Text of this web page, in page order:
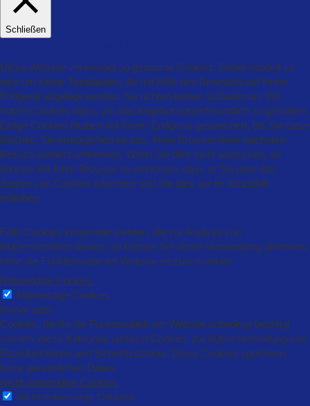
Schließen
Diese Website verwendet so genannte Cookies. Dabei handelt es
sich um kleine Textdateien, die mit Hilfe des Browsers auf Ihrem
Endgerät abgelegt werden. Sie richten keinen Schaden an. Wir
nutzen Cookies dazu, um das Angebot nutzerfreundlich zu gestalten.
Einige Cookies bleiben auf Ihrem Endgerät gespeichert, bis Sie diese
löschen. Sie ermöglichen es uns, Ihren Browser beim nächsten
Besuch wiederzuerkennen. Wenn Sie dies nicht wünschen, so
können Sie Ihren Browser so einrichten, dass er Sie über das
Setzen von Cookies informiert und Sie dies nur im Einzelfall
erlauben.
Falls Cookies verwendet werden, die zur Analyse von
Nutzerverhalten dienen, so können Sie deren Verwendung ablehnen,
ohne die Funktionalität der Website einzuschränken
Notwendige Cookies
Notwendige Cookies
immer aktiv
Cookies, die für die Funktionalität der Website unbedingt benötigt
werden: diese Kategorie umfasst Cookies zur Aufrechterhaltung von
Basisfunktionen und Sicherheitstools. Diese Cookies speichern
keine persönlichen Daten.
Nicht notwendige Cookies
Nicht notwendige Cookies